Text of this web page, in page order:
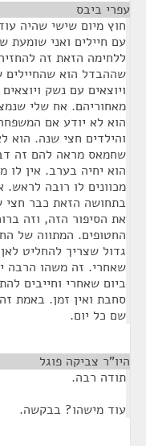
עפרי ביבס
חוץ מיום שישי שהיה
עם חיילים ואני
ללחימה הזאת זה
שההבדל הוא שהחיילים
ויוצאים עם נשק
מאחוריהם. אח שלי
הוא לא יודע אם
והילדים חצי שנה. הוא
שחמאס מראה להם זה
הוא יחיה בערב. אין לו
מכוונים לו רובה לראש.
בתחושה הזאת כבר חצי
את הסיפור הזה, וזה
החטופים. המתווה של
גדול שצריך להחליט
שאחרי. זה משהו הרבה
ביום שאחרי וחייבים
סחבת ואין זמן. באמת
שם כל יום.
היו"ר צביקה פוגל
תודה רבה.
עוד מישהו? בבקשה.